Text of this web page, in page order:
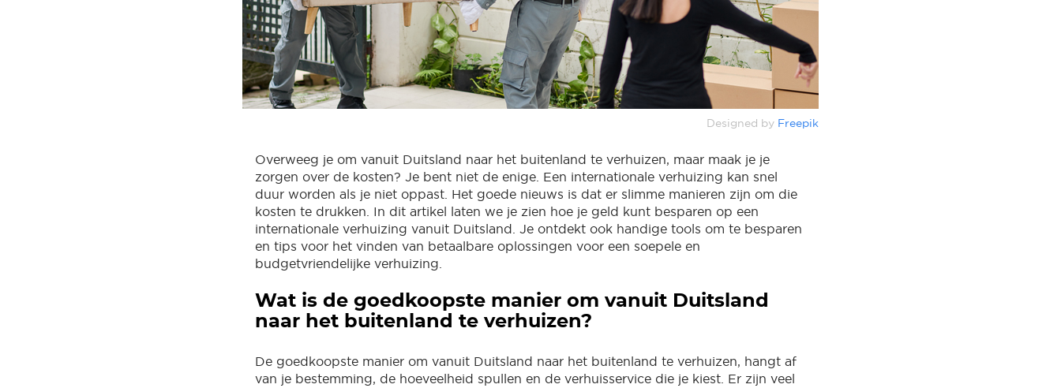
Designed by Freepik
Overweeg je om vanuit Duitsland naar het buitenland te verhuizen, maar maak je je
zorgen over de kosten? Je bent niet de enige. Een internationale verhuizing kan snel
duur worden als je niet oppast. Het goede nieuws is dat er slimme manieren zijn om die
kosten te drukken. In dit artikel laten we je zien hoe je geld kunt besparen op een
internationale verhuizing vanuit Duitsland. Je ontdekt ook handige tools om te besparen
en tips voor het vinden van betaalbare oplossingen voor een soepele en
budgetvriendelijke verhuizing.
Wat is de goedkoopste manier om vanuit Duitsland
naar het buitenland te verhuizen?
De goedkoopste manier om vanuit Duitsland naar het buitenland te verhuizen, hangt af
van je bestemming, de hoeveelheid spullen en de verhuisservice die je kiest. Er zijn veel